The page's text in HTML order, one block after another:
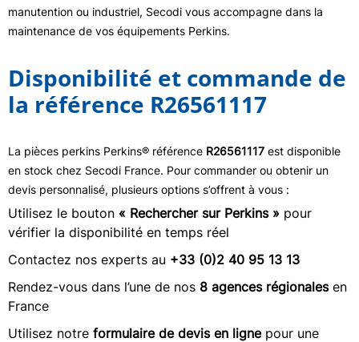
manutention ou industriel, Secodi vous accompagne dans la
maintenance de vos équipements Perkins.
Disponibilité et commande de
la référence R26561117
La pièces perkins Perkins® référence R26561117 est disponible
en stock chez Secodi France. Pour commander ou obtenir un
devis personnalisé, plusieurs options s’offrent à vous :
Utilisez le bouton « Rechercher sur Perkins » pour
vérifier la disponibilité en temps réel
Contactez nos experts au +33 (0)2 40 95 13 13
Rendez-vous dans l’une de nos 8 agences régionalesen
France
Utilisez notre formulaire de devis en lignepour une